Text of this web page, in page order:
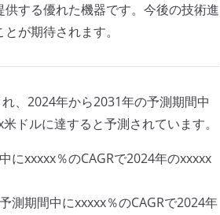
する優れた機器です。今後の技術進
が期待されます。
、2024年から2031年の予測期間中
ドルに達すると予測されています。
にxxxxx％のCAGRで2024年のxxxxx
測期間中にxxxxx％のCAGRで2024年